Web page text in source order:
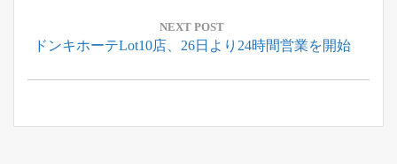
シ
ョ
NEXT POST
Next
ドンキホーテLot10店、26日より24時間営業を開始